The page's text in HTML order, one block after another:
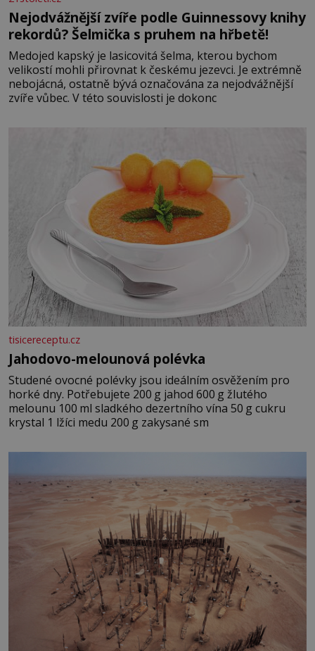
Nejodvážnější zvíře podle Guinnessovy knihy
rekordů? Šelmička s pruhem na hřbetě!
Medojed kapský je lasicovitá šelma, kterou bychom
velikostí mohli přirovnat k českému jezevci. Je extrémně
nebojácná, ostatně bývá označována za nejodvážnější
zvíře vůbec. V této souvislosti je dokonc
tisicereceptu.cz
Jahodovo-melounová polévka
Studené ovocné polévky jsou ideálním osvěžením pro
horké dny. Potřebujete 200 g jahod 600 g žlutého
melounu 100 ml sladkého dezertního vína 50 g cukru
krystal 1 lžíci medu 200 g zakysané sm